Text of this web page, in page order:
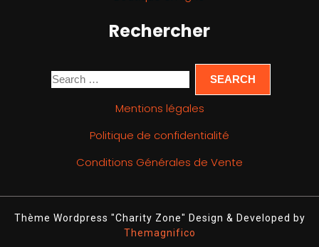
Rechercher
Mentions légales
Politique de confidentialité
Conditions Générales de Vente
Thème Wordpress "Charity Zone" Design & Developed by
Themagnifico